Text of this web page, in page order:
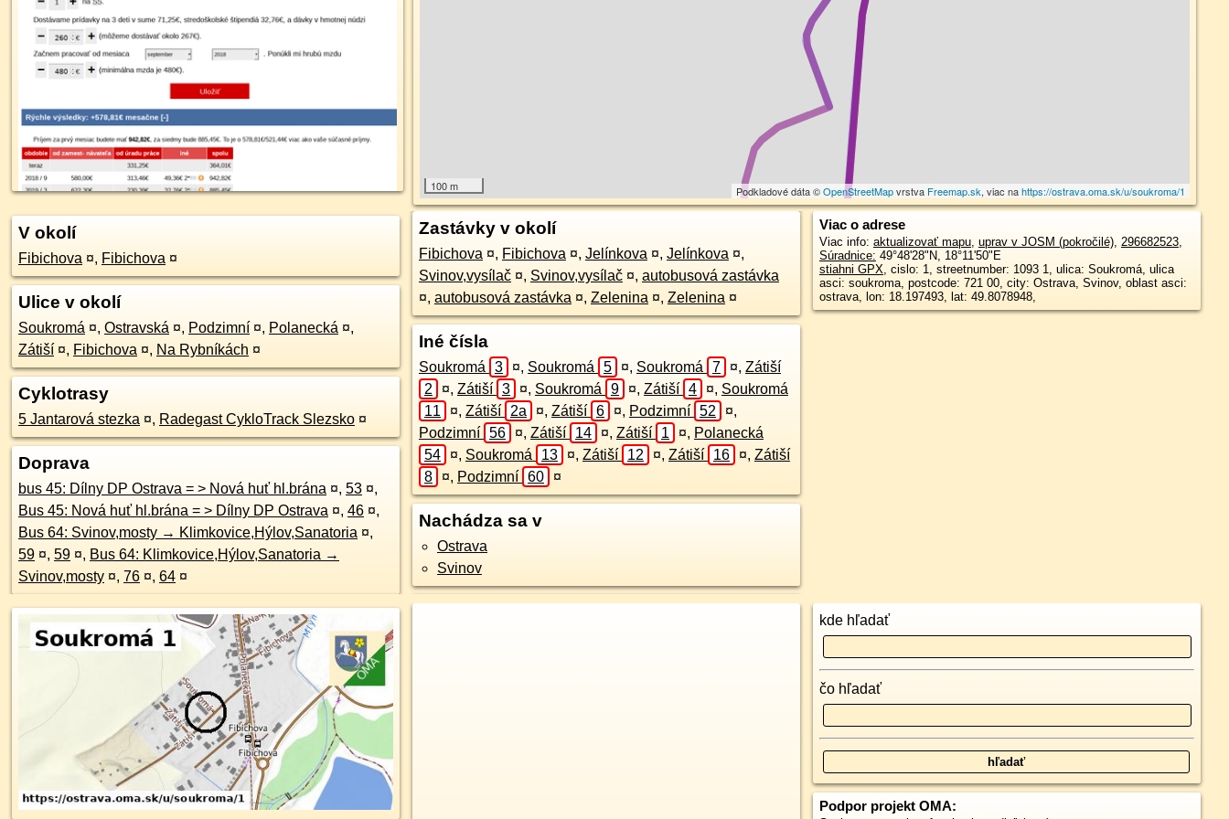
100 m Podkladové dáta ©OpenStreetMapvrstva Freemap.sk, viac nahttps://ostrava.oma.sk/u/soukroma/1
V okolí
Fibichova ¤, Fibichova ¤
Ulice v okolí
Soukromá ¤, Ostravská ¤, Podzimní ¤, Polanecká ¤,
Zátiší ¤, Fibichova ¤, Na Rybníkách ¤
Cyklotrasy
5 Jantarová stezka ¤, Radegast CykloTrack Slezsko ¤
Doprava
bus 45: Dílny DP Ostrava = > Nová huť hl.brána ¤, 53 ¤,
Bus 45: Nová huť hl.brána = > Dílny DP Ostrava ¤, 46 ¤,
Bus 64: Svinov,mosty → Klimkovice,Hýlov,Sanatoria ¤,
59 ¤, 59 ¤, Bus 64: Klimkovice,Hýlov,Sanatoria →
Svinov,mosty ¤, 76 ¤, 64 ¤
Zastávky v okolí
Fibichova ¤, Fibichova ¤, Jelínkova ¤, Jelínkova ¤,
Svinov,vysílač ¤, Svinov,vysílač ¤, autobusová zastávka
¤, autobusová zastávka ¤, Zelenina ¤, Zelenina ¤
Iné čísla
Soukromá 3 ¤, Soukromá 5 ¤, Soukromá 7 ¤, Zátiší
2
¤, Zátiší 3 ¤, Soukromá 9 ¤, Zátiší 4 ¤, Soukromá
11
¤, Zátiší 2a ¤, Zátiší 6 ¤, Podzimní 52 ¤,
Podzimní 56 ¤, Zátiší 14 ¤, Zátiší 1 ¤, Polanecká
54
¤, Soukromá 13 ¤, Zátiší 12 ¤, Zátiší 16 ¤, Zátiší
8
¤, Podzimní 60 ¤
Nachádza sa v
Ostrava
Svinov
Viac o adrese
Viac info: aktualizovať mapu, uprav v JOSM (pokročilé), 296682523,
Súradnice: 49°48'28"N, 18°11'50"E
stiahni GPX, cislo: 1, streetnumber: 1093 1, ulica: Soukromá, ulica
asci: soukroma, postcode: 721 00, city: Ostrava, Svinov, oblast asci:
ostrava, lon: 18.197493, lat: 49.8078948,
kde hľadať
čo hľadať
Podpor projekt OMA: